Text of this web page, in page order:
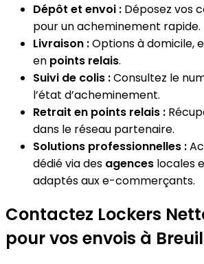
Dépôt et envoi : Déposez vos
pour un acheminement rapide.
Livraison :Options à domicile,
en points relais.
Suivi de colis :Consultez le
l’état d’acheminement.
Retrait en points relais :
dans le réseau partenaire.
Solutions professionnelles :
dédié via des agences locales
adaptés aux e-commerçants.
Contactez Lockers
pour vos envois à